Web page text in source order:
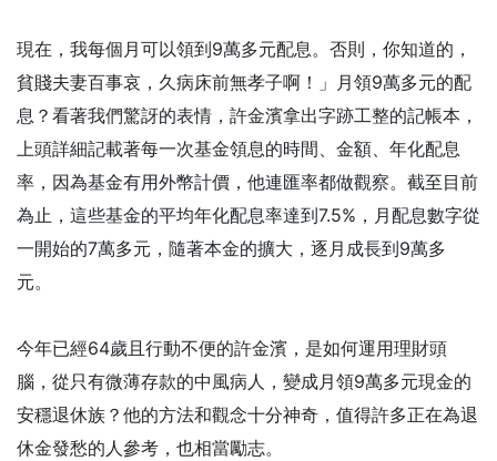
現在，我每個月可以領到9萬多元配息。否則，你知道的，
貧賤夫妻百事哀，久病床前無孝子啊！」月領9萬多元的配
息？看著我們驚訝的表情，許金濱拿出字跡工整的記帳本，
上頭詳細記載著每一次基金領息的時間、金額、年化配息
率，因為基金有用外幣計價，他連匯率都做觀察。截至目前
為止，這些基金的平均年化配息率達到7.5%，月配息數字從
一開始的7萬多元，隨著本金的擴大，逐月成長到9萬多
元。
今年已經64歲且行動不便的許金濱，是如何運用理財頭
腦，從只有微薄存款的中風病人，變成月領9萬多元現金的
安穩退休族？他的方法和觀念十分神奇，值得許多正在為退
休金發愁的人參考，也相當勵志。